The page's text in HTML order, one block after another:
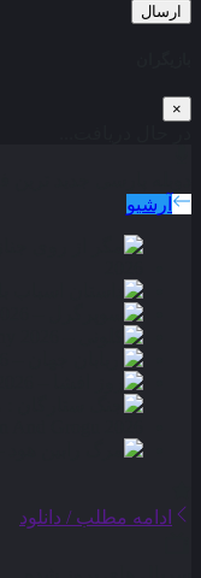
ارسال
×
آرشیو
ادامه مطلب / دانلود